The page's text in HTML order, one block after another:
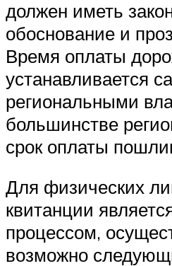
должен иметь
обоснование и
Время оплаты
устанавливается
региональными
большинстве
срок оплаты
Для физических
квитанции
процессом,
возможно